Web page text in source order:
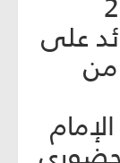
على
من
الإمام